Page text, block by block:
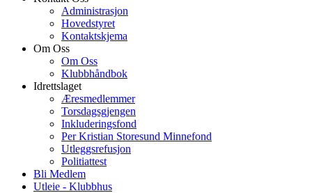
Administrasjon
Hovedstyret
Kontaktskjema
Om Oss
Om Oss
Klubbhåndbok
Idrettslaget
Æresmedlemmer
Torsdagsgjengen
Inkluderingsfond
Per Kristian Storesund Minnefond
Utleggsrefusjon
Politiattest
Bli Medlem
Utleie - Klubbhus